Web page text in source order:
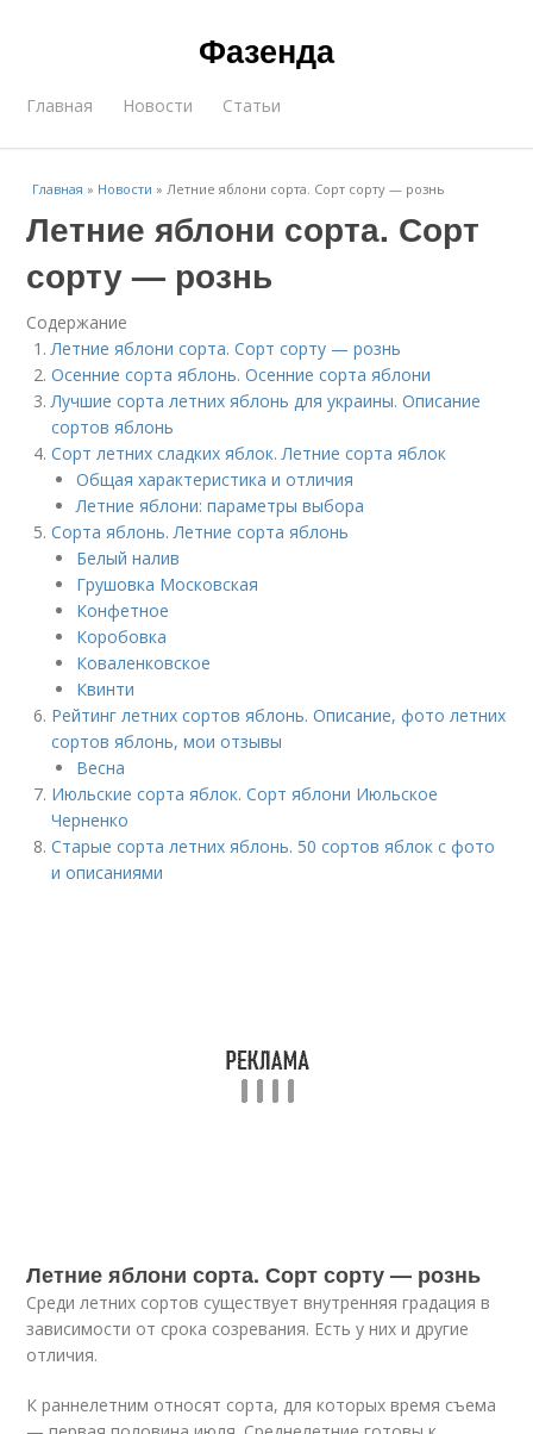
Фазенда
Главная Новости Статьи
Главная » Новости »Летние яблони сорта. Сорт сорту — рознь
Летние яблони сорта. Сорт
сорту — рознь
Содержание
Летние яблони сорта. Сорт сорту — рознь
Осенние сорта яблонь. Осенние сорта яблони
Лучшие сорта летних яблонь для украины. Описание
сортов яблонь
Сорт летних сладких яблок. Летние сорта яблок
Общая характеристика и отличия
Летние яблони: параметры выбора
Сорта яблонь. Летние сорта яблонь
Белый налив
Грушовка Московская
Конфетное
Коробовка
Коваленковское
Квинти
Рейтинг летних сортов яблонь. Описание, фото летних
сортов яблонь, мои отзывы
Весна
Июльские сорта яблок. Сорт яблони Июльское
Черненко
Старые сорта летних яблонь. 50 сортов яблок с фото
и описаниями
Летние яблони сорта. Сорт сорту — рознь
Среди летних сортов существует внутренняя градация в
зависимости от срока созревания. Есть у них и другие
отличия.
К раннелетним относят сорта, для которых время съема